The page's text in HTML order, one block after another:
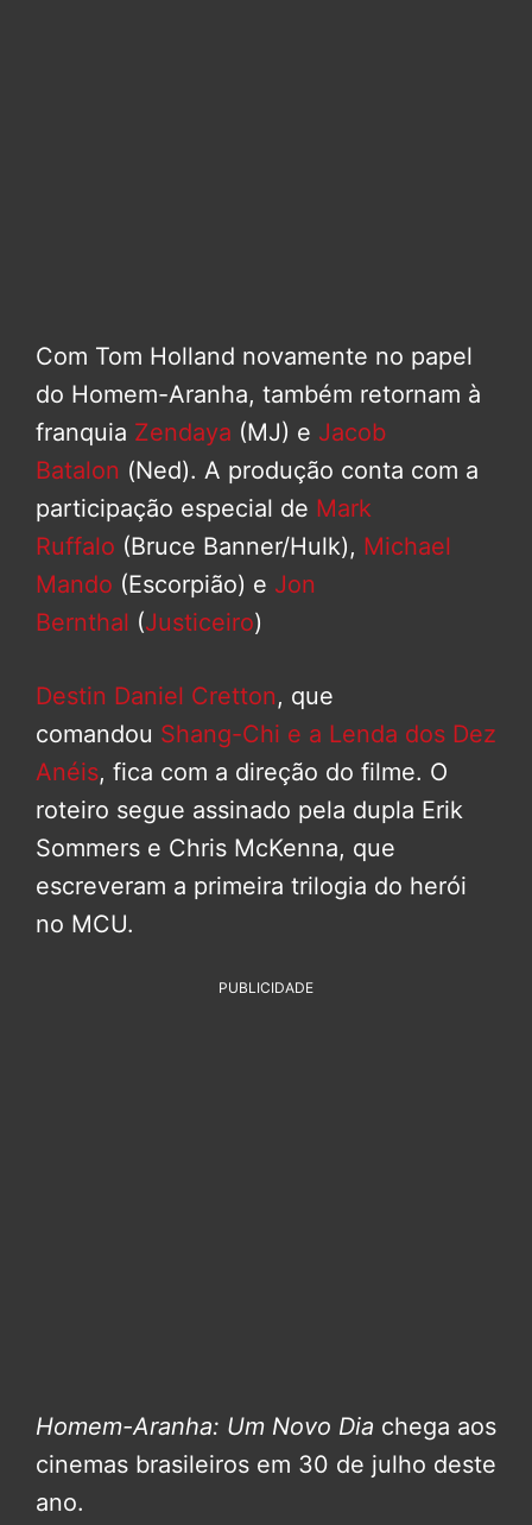
Com Tom Holland novamente no papel
do Homem-Aranha, também retornam à
franquia Zendaya (MJ) e Jacob
Batalon (Ned). A produção conta com a
participação especial de Mark
Ruffalo (Bruce Banner/Hulk), Michael
Mando (Escorpião) e Jon
Bernthal (Justiceiro)
Destin Daniel Cretton, que
comandou Shang-Chi e a Lenda dos Dez
Anéis, fica com a direção do filme. O
roteiro segue assinado pela dupla Erik
Sommers e Chris McKenna, que
escreveram a primeira trilogia do herói
no MCU.
PUBLICIDADE
Homem-Aranha: Um Novo Dia chega aos
cinemas brasileiros em 30 de julho deste
ano.